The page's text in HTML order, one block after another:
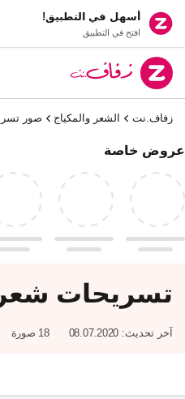
أسهل في التطبيق!
افتح في التطبيق
زفاف.نت الشعر والمكياج صور
عروض خاصة
تسريحات
آخر تحديث: 18 صورة